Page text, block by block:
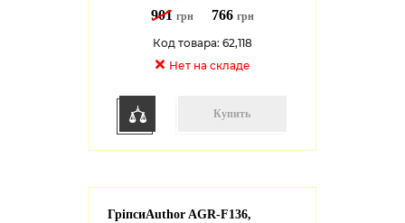
901 грн 766 грн
Код товара: 62,118
Нет на cкладе
Купить
ГріпсиAuthor AGR-F136,